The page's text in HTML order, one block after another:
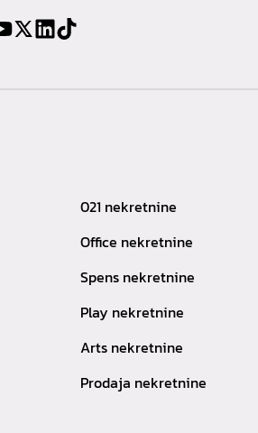
021 nekretnine
Office nekretnine
Spens nekretnine
Play nekretnine
Arts nekretnine
Prodaja nekretnine